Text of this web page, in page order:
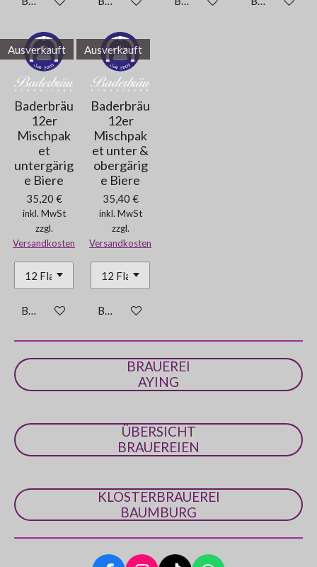
Ausverkauft
Baderbräu
12er
Mischpak
et
untergärig
e Biere
35,20 €
inkl. MwSt
zzgl.
Versandkosten
Bei Verfügbarkeit benachrichtigen
Ausverkauft
Baderbräu
12er
Mischpak
et unter &
obergärig
e Biere
35,40 €
inkl. MwSt
zzgl.
Versandkosten
Bei Verfügbarkeit benachrichtigen
BRAUEREI
AYING
ÜBERSICHT
BRAUEREIEN
KLOSTERBRAUEREI
BAUMBURG